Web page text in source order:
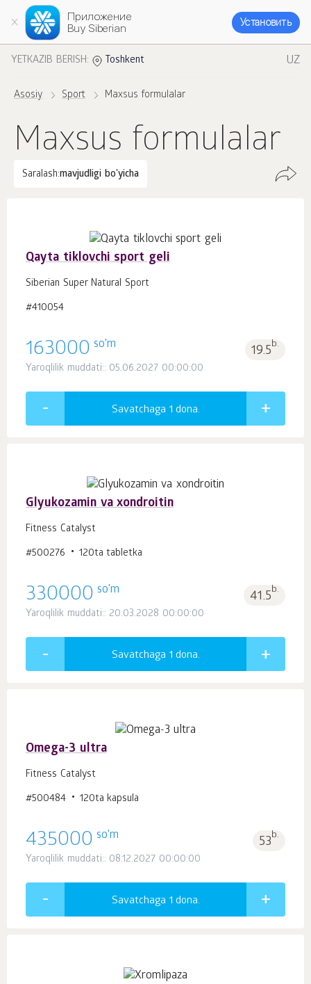
Приложение
Buy Siberian
Установить
YETKAZIB BERISH: Toshkent UZ
Asosiy Sport Maxsus formulalar
Maxsus formulalar
Saralash:mavjudligi bo'yicha
Qayta tiklovchi sport geli
Siberian Super Natural Sport
#410054
163000 so'm 19.5b.
Yaroqlilik muddati:: 05.06.2027 00:00:00
Savatchaga 1 dona.
Glyukozamin va xondroitin
Fitness Catalyst
#500276 120ta tabletka
330000 so'm 41.5b.
Yaroqlilik muddati:: 20.03.2028 00:00:00
Savatchaga 1 dona.
Omega-3 ultra
Fitness Catalyst
#500484 120ta kapsula
435000 so'm 53b.
Yaroqlilik muddati:: 08.12.2027 00:00:00
Savatchaga 1 dona.